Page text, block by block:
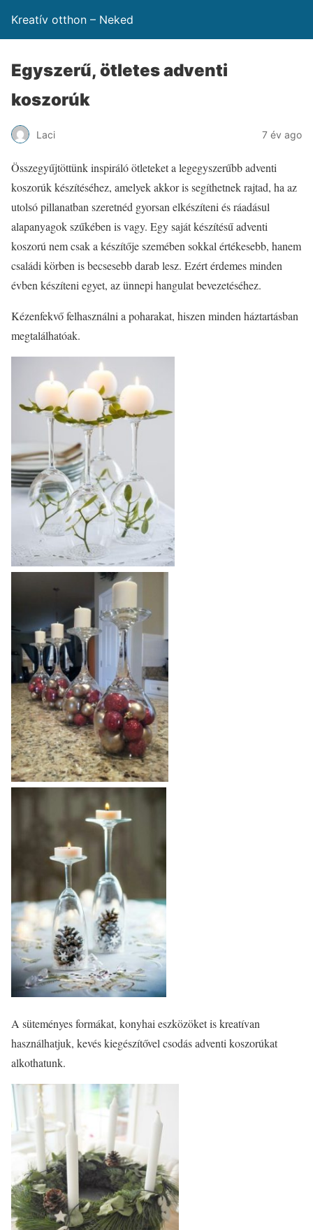
Kreatív otthon – Neked
Egyszerű, ötletes adventi
koszorúk
Laci 7 év ago
Összegyűjtöttünk inspiráló ötleteket a legegyszerűbb adventi
koszorúk készítéséhez, amelyek akkor is segíthetnek rajtad, ha az
utolsó pillanatban szeretnéd gyorsan elkészíteni és ráadásul
alapanyagok szűkében is vagy. Egy saját készítésű adventi
koszorú nem csak a készítője szemében sokkal értékesebb, hanem
családi körben is becsesebb darab lesz. Ezért érdemes minden
évben készíteni egyet, az ünnepi hangulat bevezetéséhez.
Kézenfekvő felhasználni a poharakat, hiszen minden háztartásban
megtalálhatóak.
A süteményes formákat, konyhai eszközöket is kreatívan
használhatjuk, kevés kiegészítővel csodás adventi koszorúkat
alkothatunk.